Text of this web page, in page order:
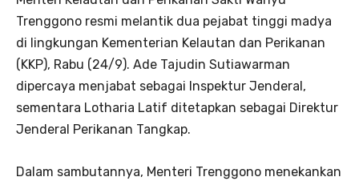
Trenggono resmi melantik dua pejabat tinggi madya
di lingkungan Kementerian Kelautan dan Perikanan
(KKP), Rabu (24/9). Ade Tajudin Sutiawarman
dipercaya menjabat sebagai Inspektur Jenderal,
sementara Lotharia Latif ditetapkan sebagai Direktur
Jenderal Perikanan Tangkap.
Dalam sambutannya, Menteri Trenggono menekankan